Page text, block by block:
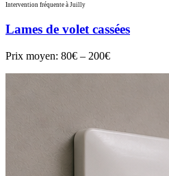
Intervention fréquente à Juilly
Lames de volet cassées
Prix moyen: 80€ – 200€